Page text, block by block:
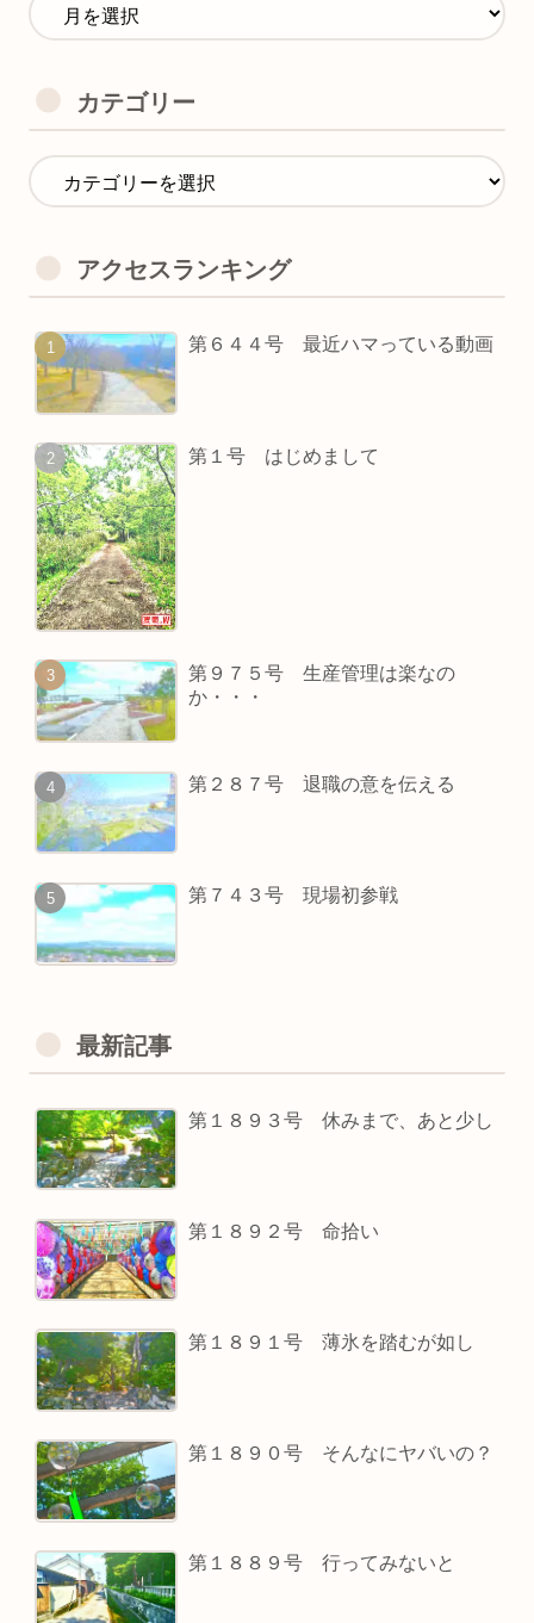
カテゴリー
アクセスランキング
第６４４号 最近ハマっている動画
第１号 はじめまして
第９７５号 生産管理は楽なの
か・・・
第２８７号 退職の意を伝える
第７４３号 現場初参戦
最新記事
第１８９３号 休みまで、あと少し
第１８９２号 命拾い
第１８９１号 薄氷を踏むが如し
第１８９０号 そんなにヤバいの？
第１８８９号 行ってみないと